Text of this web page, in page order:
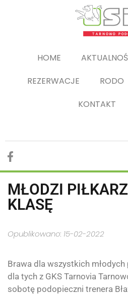
HOME
REZERWACJE
RODO
KONTAKT
MŁODZI
KLASĘ
Opublikowano: 15-02-2022
Brawa dla wszystkich młodych
dla tych z GKS Tarnovia
sobotę podopieczni trenera